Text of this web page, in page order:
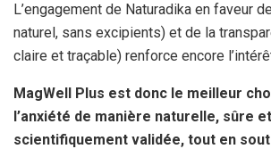
L’engagement de Naturadika en faveur
naturel, sans excipients) et de la
claire et traçable) renforce encore
MagWell Plus est donc le meilleur
l’anxiété de manière naturelle, sûre et
scientifiquement validée, tout en